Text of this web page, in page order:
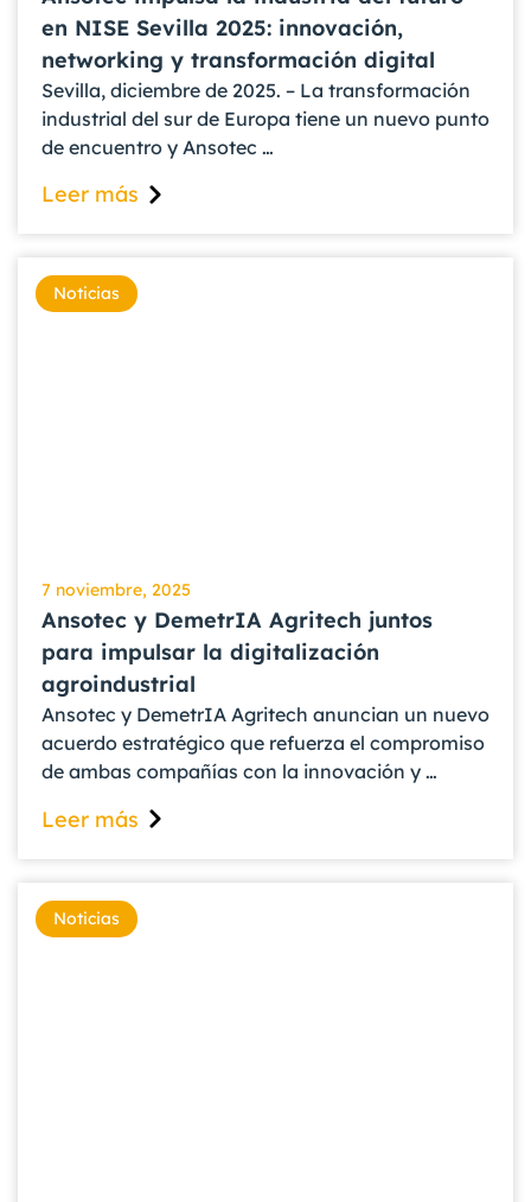
en NISE Sevilla 2025: innovación,
networking y transformación digital
Sevilla, diciembre de 2025. – La transformación
industrial del sur de Europa tiene un nuevo punto
de encuentro y Ansotec …
Leer más
Noticias
7 noviembre, 2025
Ansotec y DemetrIA Agritech juntos
para impulsar la digitalización
agroindustrial
Ansotec y DemetrIA Agritech anuncian un nuevo
acuerdo estratégico que refuerza el compromiso
de ambas compañías con la innovación y …
Leer más
Noticias